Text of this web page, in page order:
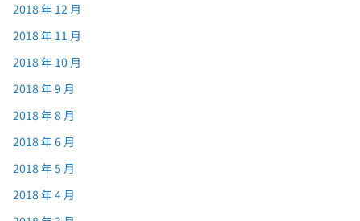
2018 年 12 月
2018 年 11 月
2018 年 10 月
2018 年 9 月
2018 年 8 月
2018 年 6 月
2018 年 5 月
2018 年 4 月